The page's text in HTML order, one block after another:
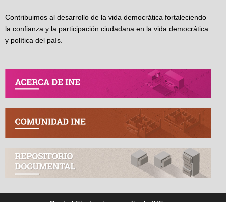
Contribuimos al desarrollo de la vida democrática fortaleciendo
la confianza y la participación ciudadana en la vida democrática
y política del país.